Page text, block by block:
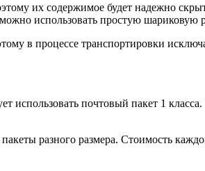
их содержимое будет надежно
использовать простую шариковую
в процессе транспортировки
почтовый пакет 1
разного размера. Стоимость